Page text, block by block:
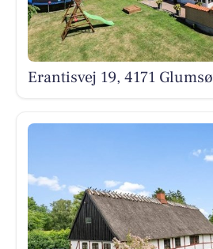
Erantisvej 19, 4171 Glumsø